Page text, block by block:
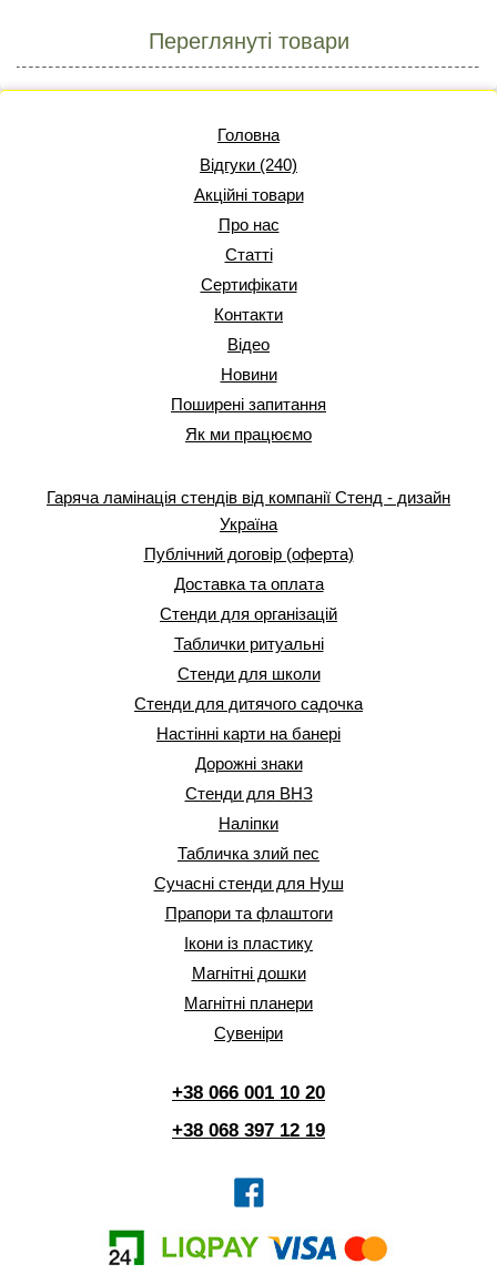
Переглянуті товари
Головна
Відгуки (240)
Акційні товари
Про нас
Статті
Сертифікати
Контакти
Відео
Новини
Поширені запитання
Як ми працюємо
Гаряча ламінація стендів від компанії Стенд - дизайн
Україна
Публічний договір (оферта)
Доставка та оплата
Стенди для організацій
Таблички ритуальні
Стенди для школи
Стенди для дитячого садочка
Настінні карти на банері
Дорожні знаки
Стенди для ВНЗ
Наліпки
Табличка злий пес
Сучасні стенди для Нуш
Прапори та флаштоги
Ікони із пластику
Магнітні дошки
Магнітні планери
Сувеніри
+38 066 001 10 20
+38 068 397 12 19